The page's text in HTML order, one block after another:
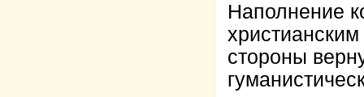
Наполнение
стороны